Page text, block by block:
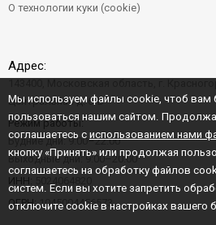
О технологии куки (cookie)
Адрес:
Центральная д. 6"Б"
Режим работы:
Будние дни: 9:00–22:00
Выходные дни: 9:00–20:00
ИНН:
ОГРН:1045004456573
Мы используем файлы cookie, чтоб вам
пользоваться нашим сайтом.
соглашаетесь с использованием нами
кнопку «Принять» или продолжая
соглашаетесь на обработку файлов
систем. Если вы хотите запретить
отключите cookie в настройках вашего